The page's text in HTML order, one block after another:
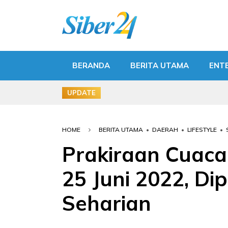
BERANDA BERITA UTAMA
UPDATE
HOME BERITA UTAMA • DAERAH • LIFESTYLE •
Prakiraan
25 Juni 2022,
Seharian